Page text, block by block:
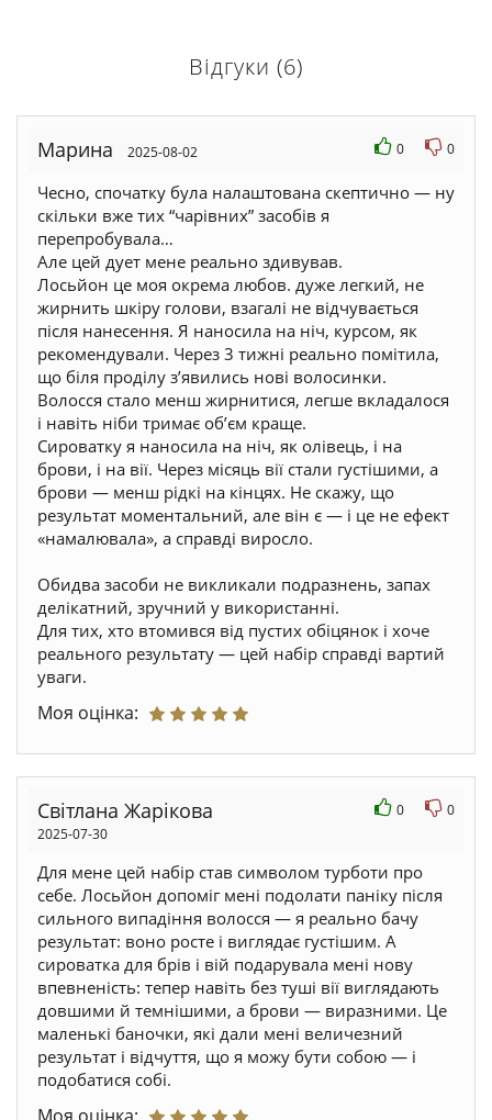
Відгуки (6)
Марина 2025-08-02 0 0
Чесно, спочатку була налаштована скептично — ну
скільки вже тих “чарівних” засобів я
перепробувала…
Але цей дует мене реально здивував.
Лосьйон це моя окрема любов. дуже легкий, не
жирнить шкіру голови, взагалі не відчувається
після нанесення. Я наносила на ніч, курсом, як
рекомендували. Через 3 тижні реально помітила,
що біля проділу з’явились нові волосинки.
Волосся стало менш жирнитися, легше вкладалося
і навіть ніби тримає обʼєм краще.
Сироватку я наносила на ніч, як олівець, і на
брови, і на вії. Через місяць вії стали густішими, а
брови — менш рідкі на кінцях. Не скажу, що
результат моментальний, але він є — і це не ефект
«намалювала», а справді виросло.
Обидва засоби не викликали подразнень, запах
делікатний, зручний у використанні.
Для тих, хто втомився від пустих обіцянок і хоче
реального результату — цей набір справді вартий
уваги.
Моя оцінка:
Світлана Жарікова
2025-07-30
0 0
Для мене цей набір став символом турботи про
себе. Лосьйон допоміг мені подолати паніку після
сильного випадіння волосся — я реально бачу
результат: воно росте і виглядає густішим. А
сироватка для брів і вій подарувала мені нову
впевненість: тепер навіть без туші вії виглядають
довшими й темнішими, а брови — виразними. Це
маленькі баночки, які дали мені величезний
результат і відчуття, що я можу бути собою — і
подобатися собі.